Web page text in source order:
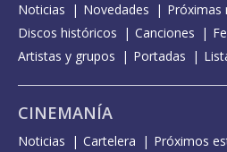
Noticias Novedades
Próximas
Discos históricos
Canciones
Artistas y grupos
Portadas
CINEMANÍA
Noticias Cartelera Próximos